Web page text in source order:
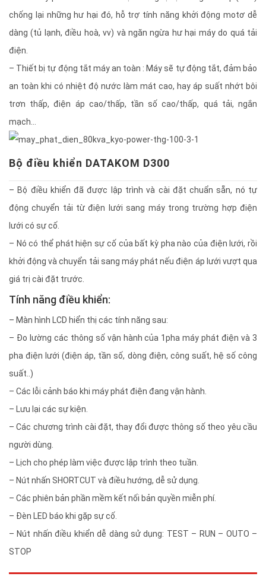
chống lại những hư hại đó, hỗ trợ tính năng khởi động motơ dễ
dàng (tủ lạnh, điều hoà, vv) và ngăn ngừa hư hại máy do quá tải
điện.
– Thiết bị tự động tắt máy an toàn : Máy sẽ tự động tắt, đảm bảo
an toàn khi có nhiệt độ nước làm mát cao, hay áp suất nhớt bôi
trơn thấp, điện áp cao/thấp, tần số cao/thấp, quá tải, ngắn
mạch…
Bộ điều khiển DATAKOM D300
– Bộ điều khiển đã được lập trình và cài đặt chuẩn sẵn, nó tự
động chuyển tải từ điện lưới sang máy trong trường hợp điện
lưới có sự cố.
– Nó có thể phát hiện sự cố của bất kỳ pha nào của điện lưới, rồi
khởi động và chuyển tải sang máy phát nếu điện áp lưới vượt qua
giá trị cài đặt trước.
Tính năng điều khiển:
– Màn hình LCD hiển thị các tính năng sau:
– Đo lường các thông số vận hành của 1pha máy phát điện và 3
pha điện lưới (điện áp, tần số, dòng điện, công suất, hệ số công
suất..)
– Các lỗi cảnh báo khi máy phát điện đang vận hành.
– Lưu lại các sự kiện.
– Các chương trình cài đặt, thay đổi được thông số theo yêu cầu
người dùng.
– Lịch cho phép làm việc được lập trình theo tuần.
– Nút nhấn SHORTCUT và điều hướng, dễ sử dụng.
– Các phiên bản phần mềm kết nối bản quyền miễn phí.
– Đèn LED báo khi gặp sự cố.
– Nút nhấn điều khiển dễ dàng sử dụng: TEST – RUN – OUTO –
STOP